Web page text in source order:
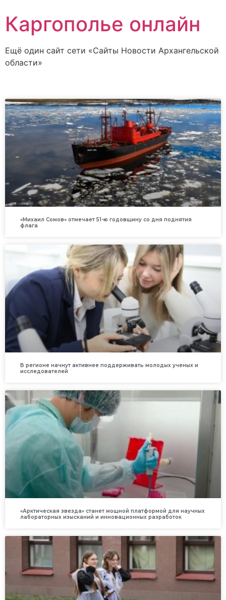
Каргополье онлайн
Ещё один сайт сети «Сайты Новости Архангельской
области»
«Михаил Сомов» отмечает 51-ю годовщину со дня поднятия
флага
В регионе начнут активнее поддерживать молодых ученых и
исследователей
«Арктическая звезда» станет мощной платформой для научных
лабораторных изысканий и инновационных разработок